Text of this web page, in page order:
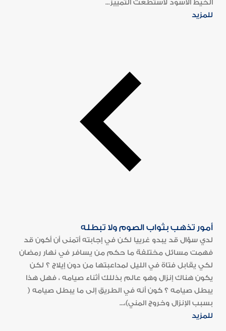
الخيط الأسود لاستطعت التمييز...
للمزيد
أمور تذهب بثواب الصوم ولا تبطله
لدي سؤال قد يبدو غرييا لكن في إجابته أتمنى أن أكون قد
فهمت مسائل مختلفة ما حكم من يسافر في نهار رمضان
لكي يقابل فتاة في الليل لمداعبتها من دون إيلاج ؟ لكن
يكون هناك إنزال وهو عالم بذللك أثناء صيامه ، فهل هذا
يبطل صيامه ؟ كون أنه في الطريق إلى ما يبطل صيامه (
بسبب الإنزال وخروج المني)،...
للمزيد